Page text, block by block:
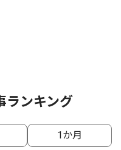
ランキング
1か月